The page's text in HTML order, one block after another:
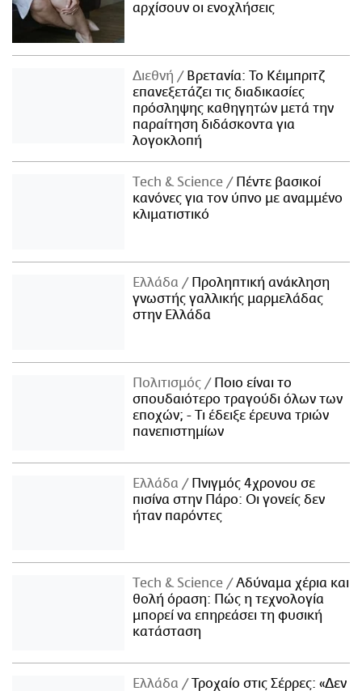
αρχίσουν οι ενοχλήσεις
Διεθνή
Βρετανία: Το Κέιμπριτζ
επανεξετάζει τις διαδικασίες
πρόσληψης καθηγητών μετά την
παραίτηση διδάσκοντα για
λογοκλοπή
Τech & Science
Πέντε βασικοί
κανόνες για τον ύπνο με αναμμένο
κλιματιστικό
Ελλάδα
Προληπτική ανάκληση
γνωστής γαλλικής μαρμελάδας
στην Ελλάδα
Πολιτισμός
Ποιο είναι το
σπουδαιότερο τραγούδι όλων των
εποχών; - Τι έδειξε έρευνα τριών
πανεπιστημίων
Ελλάδα
Πνιγμός 4χρονου σε
πισίνα στην Πάρο: Οι γονείς δεν
ήταν παρόντες
Τech & Science
Αδύναμα χέρια και
θολή όραση: Πώς η τεχνολογία
μπορεί να επηρεάσει τη φυσική
κατάσταση
Ελλάδα
Τροχαίο στις Σέρρες: «Δεν